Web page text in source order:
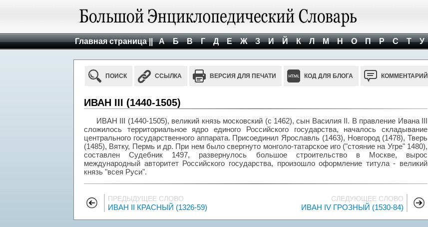
Главная страница || А Б В Г Д Е Ж З И Й К Л М Н О П Р С Т У
ПОИСК ССЫЛКА ВЕРСИЯ ДЛЯ ПЕЧАТИ КОД ДЛЯ БЛОГА КОММЕНТАРИЙ
ИВАН III (1440-1505)
ИВАН III (1440-1505), великий князь московский (с 1462), сын Василия II. В правление Ивана III
сложилось территориальное ядро единого Российского государства, началось складывание
центрального государственного аппарата. Присоединил Ярославль (1463), Новгород (1478), Тверь
(1485), Вятку, Пермь и др. При нем было свергнуто монголо-татарское иго ("стояние на Угре" 1480),
составлен Судебник 1497, развернулось большое строительство в Москве, вырос
международный авторитет Российского государства, произошло оформление титула - великий
князь "всея Руси".
ПРЕДЫДУЩЕЕ СЛОВО
ИВАН II КРАСНЫЙ (1326-59)
СЛЕДУЮЩЕЕ СЛОВО
ИВАН IV ГРОЗНЫЙ (1530-84)